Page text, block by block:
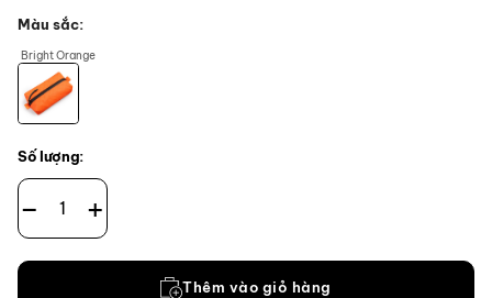
Màu sắc
Bright Orange
Số lượng:
CT Pencil Case Medium - EPX200 số lượng
Thêm vào giỏ hàng